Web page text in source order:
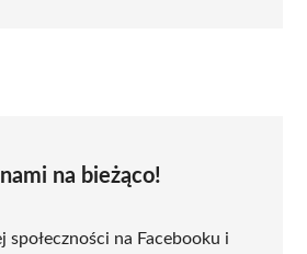
na bieżąco!
społeczności na Facebooku i